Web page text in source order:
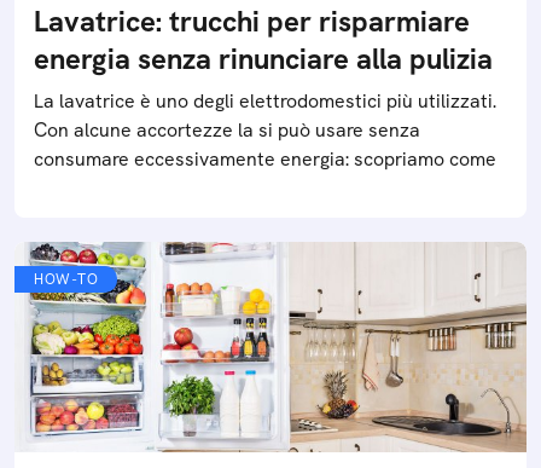
Lavatrice: trucchi per risparmiare
energia senza rinunciare alla pulizia
La lavatrice è uno degli elettrodomestici più utilizzati.
Con alcune accortezze la si può usare senza
consumare eccessivamente energia: scopriamo come
HOW-TO